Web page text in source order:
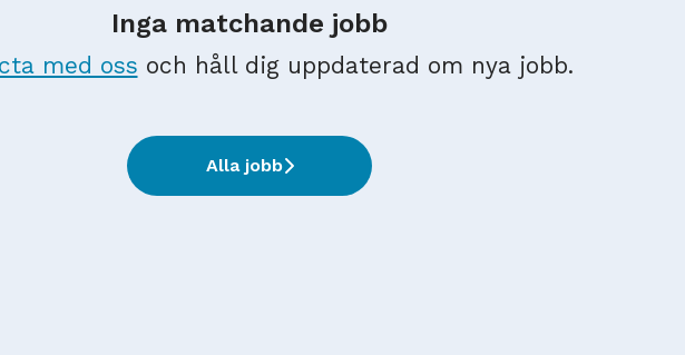
Inga matchande jobb
med oss och håll dig uppdaterad om nya jobb.
Alla jobb